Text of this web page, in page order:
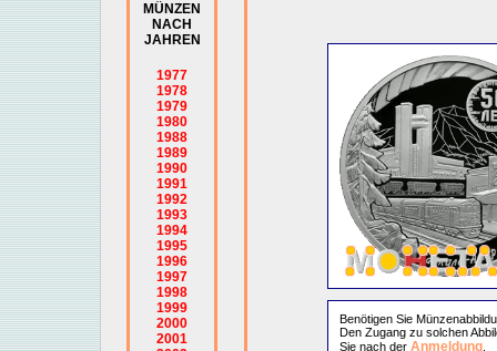
MÜNZEN
NACH
JAHREN
1977
1978
1979
1980
1988
1989
1990
1991
1992
1993
1994
1995
1996
1997
1998
1999
2000
2001
Benötigen Sie
Den Zugang zu solchen
Sie nach der Anmeldung.